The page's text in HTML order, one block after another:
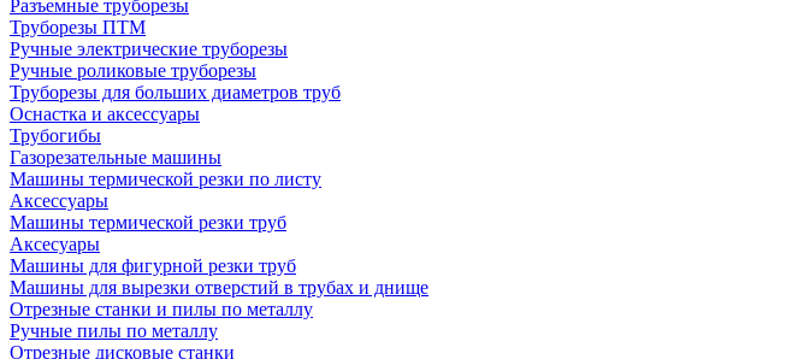
Разъемные труборезы
Труборезы ПТМ
Ручные электрические труборезы
Ручные роликовые труборезы
Труборезы для больших диаметров труб
Оснастка и аксессуары
Трубогибы
Газорезательные машины
Машины термической резки по листу
Аксессуары
Машины термической резки труб
Аксесуары
Машины для фигурной резки труб
Машины для вырезки отверстий в трубах и днище
Отрезные станки и пилы по металлу
Ручные пилы по металлу
Отрезные дисковые станки